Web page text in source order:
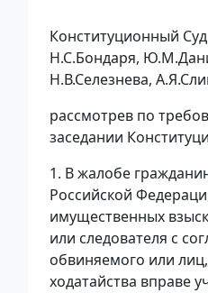
Конституционный
Н.С.Бондаря,
Н.В.Селезнева,
рассмотрев по
заседании
1. В жалобе
Российской
имущественных
или следователя с
обвиняемого или
ходатайства вправе